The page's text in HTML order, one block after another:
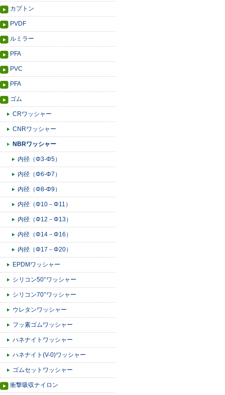
カプトン
PVDF
ルミラー
PFA
PVC
PFA
ゴム
CRワッシャー
CNRワッシャー
NBRワッシャー
内径（Φ3-Φ5）
内径（Φ6-Φ7）
内径（Φ8-Φ9）
内径（Φ10－Φ11）
内径（Φ12－Φ13）
内径（Φ14－Φ16）
内径（Φ17－Φ20）
EPDMワッシャー
シリコン50°ワッシャー
シリコン70°ワッシャー
ウレタンワッシャー
フッ素ゴムワッシャー
ハネナイトワッシャー
ハネナイト(V-0)ワッシャー
ゴムセットワッシャー
衝撃吸収ナイロン